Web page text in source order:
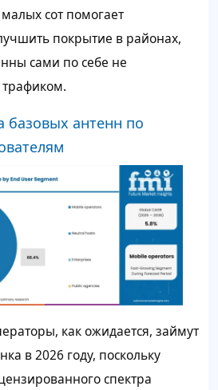
сот помогает
покрытие в районах,
сами по себе не
трафиком.
базовых антенн по
как ожидается, займут
в 2026 году, поскольку
спектра